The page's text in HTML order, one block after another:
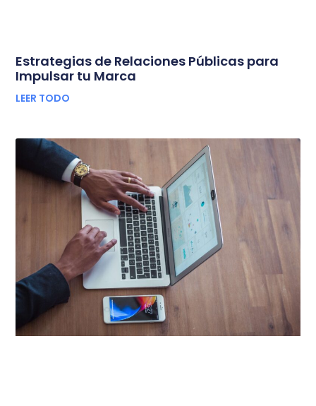
Estrategias de Relaciones Públicas para
Impulsar tu Marca
LEER TODO